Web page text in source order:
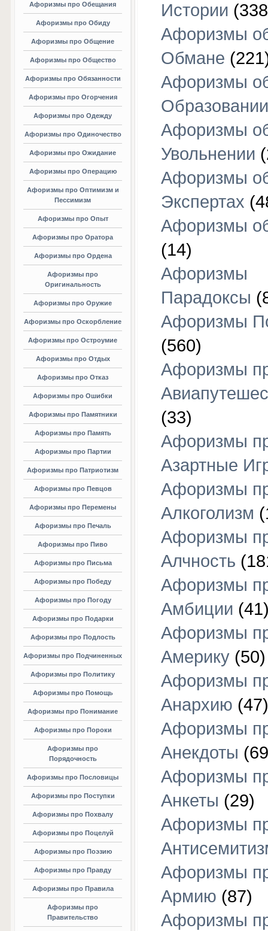
Афоризмы про Обещания
Афоризмы про Обиду
Афоризмы про Общение
Афоризмы про Общество
Афоризмы про Обязанности
Афоризмы про Огорчения
Афоризмы про Одежду
Афоризмы про Одиночество
Афоризмы про Ожидание
Афоризмы про Операцию
Афоризмы про Оптимизм и
Пессимизм
Афоризмы про Опыт
Афоризмы про Оратора
Афоризмы про Ордена
Афоризмы про
Оригинальность
Афоризмы про Оружие
Афоризмы про Оскорбление
Афоризмы про Остроумие
Афоризмы про Отдых
Афоризмы про Отказ
Афоризмы про Ошибки
Афоризмы про Памятники
Афоризмы про Память
Афоризмы про Партии
Афоризмы про Патриотизм
Афоризмы про Певцов
Афоризмы про Перемены
Афоризмы про Печаль
Афоризмы про Пиво
Афоризмы про Письма
Афоризмы про Победу
Афоризмы про Погоду
Афоризмы про Подарки
Афоризмы про Подлость
Афоризмы про Подчиненных
Афоризмы про Политику
Афоризмы про Помощь
Афоризмы про Понимание
Афоризмы про Пороки
Афоризмы про
Порядочность
Афоризмы про Пословицы
Афоризмы про Поступки
Афоризмы про Похвалу
Афоризмы про Поцелуй
Афоризмы про Поэзию
Афоризмы про Правду
Афоризмы про Правила
Афоризмы про
Правительство
Истории
Афоризмы
Обмане
Афоризмы
Образовании
Афоризмы
Увольнении
Афоризмы
Экспертах
Афоризмы
(14)
Афоризмы
Парадоксы
Афоризмы
(560)
Афоризмы
(33)
Афоризмы
Азартные
Афоризмы
Алкоголизм
Афоризмы
Алчность
Афоризмы
Амбиции
Афоризмы
Америку (50)
Афоризмы
Анархию (47)
Афоризмы
Анекдоты
Афоризмы
Анкеты (29)
Афоризмы
Афоризмы
Армию (87)
Афоризмы